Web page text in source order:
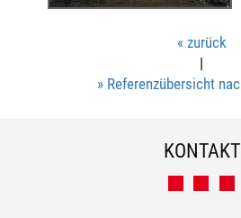
« zurück
|
» Referenzübersicht
KONTAKT